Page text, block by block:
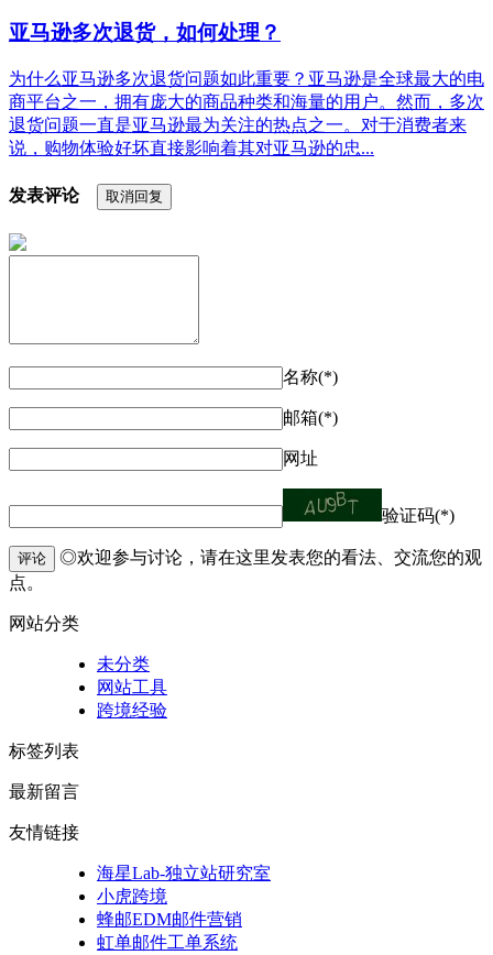
亚马逊多次退货，如何处理？
为什么亚马逊多次退货问题如此重要？亚马逊是全球最大的电
商平台之一，拥有庞大的商品种类和海量的用户。然而，多次
退货问题一直是亚马逊最为关注的热点之一。对于消费者来
说，购物体验好坏直接影响着其对亚马逊的忠...
发表评论 取消回复
名称(*)
邮箱(*)
网址
验证码(*)
评论
◎欢迎参与讨论，请在这里发表您的看法、交流您的观
点。
网站分类
未分类
网站工具
跨境经验
标签列表
最新留言
友情链接
海星Lab-独立站研究室
小虎跨境
蜂邮EDM邮件营销
虹单邮件工单系统